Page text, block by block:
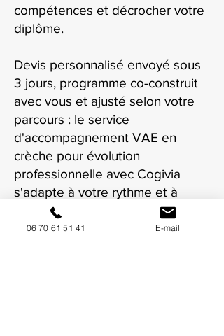
compétences et décrocher votre
diplôme.
Devis personnalisé envoyé sous
3 jours, programme co-construit
avec vous et ajusté selon votre
parcours : le service
d'accompagnement VAE en
crèche pour évolution
professionnelle avec Cogivia
s'adapte à votre rythme et à
votre situation à Vitrolles.
06 70 61 51 41 E-mail